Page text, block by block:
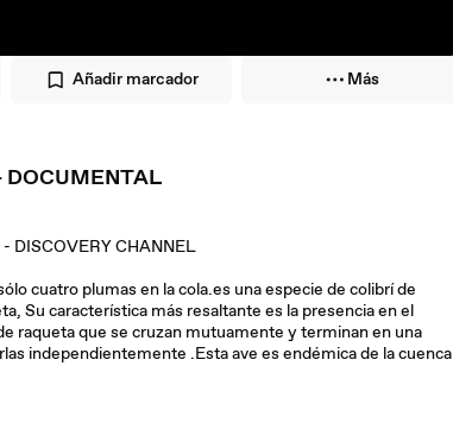
Añadir marcador Más
DOCUMENTAL
DISCOVERY CHANNEL
cuatro plumas en la cola.es una especie de colibrí de
Su característica más resaltante es la presencia en el
raqueta que se cruzan mutuamente y terminan en una
independientemente .Esta ave es endémica de la cuenca